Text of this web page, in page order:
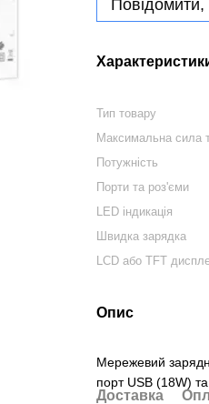
Повідомити,
Тип товару
Максимальна сила
Потужність
Порти та роз'єми
LED індикація
Швидка зарядка
LCD або TFT
Опис
Мережевий
порт USB (18W)
Доставка